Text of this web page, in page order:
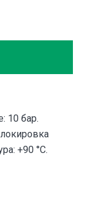
10 бар.
+90 °С.